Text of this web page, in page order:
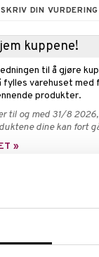
SKRIV DIN VURDERING
kuppene!
til å gjøre
fylles varehuset
produkter.
til og med 31/8
dine kan fort
»
godbit med
eller palmeolje.